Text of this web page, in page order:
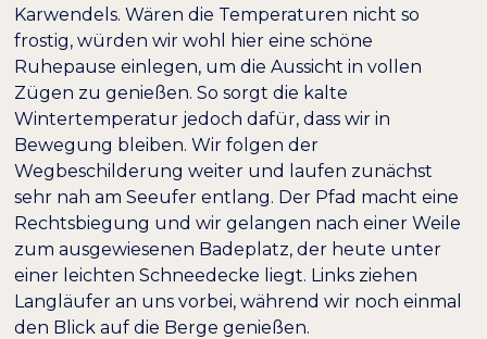
Karwendels. Wären die Temperaturen nicht so
frostig, würden wir wohl hier eine schöne
Ruhepause einlegen, um die Aussicht in vollen
Zügen zu genießen. So sorgt die kalte
Wintertemperatur jedoch dafür, dass wir in
Bewegung bleiben. Wir folgen der
Wegbeschilderung weiter und laufen zunächst
sehr nah am Seeufer entlang. Der Pfad macht eine
Rechtsbiegung und wir gelangen nach einer Weile
zum ausgewiesenen Badeplatz, der heute unter
einer leichten Schneedecke liegt. Links ziehen
Langläufer an uns vorbei, während wir noch einmal
den Blick auf die Berge genießen.